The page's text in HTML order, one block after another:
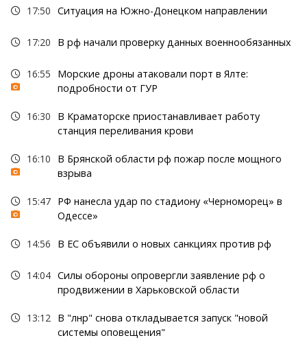
17:50 Ситуация на Южно-Донецком направлении
17:20 В рф начали проверку данных военнообязанных
16:55
Морские дроны атаковали порт в Ялте:
подробности от ГУР
16:30
В Краматорске приостанавливает работу
станция переливания крови
16:10
В Брянской области рф пожар после мощного
взрыва
15:47 РФ нанесла удар по стадиону «Черноморец» в
Одессе»
14:56 В ЕС объявили о новых санкциях против рф
14:04 Силы обороны опровергли заявление рф о
продвижении в Харьковской области
13:12
В "лнр" снова откладывается запуск "новой
системы оповещения"